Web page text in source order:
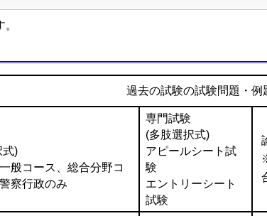
過去の試験の試験問題・例
式)
般コース、総合分野コ
察行政のみ
専門試験
(多肢選択式)
アピールシート試
験
エントリーシート
試験